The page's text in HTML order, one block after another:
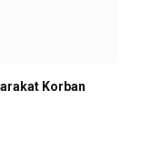
Korban